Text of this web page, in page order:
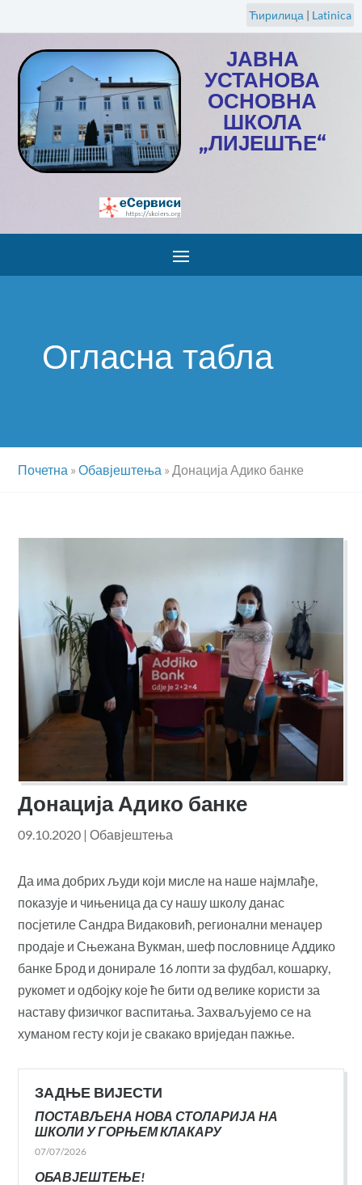
Ћирилица | Latinica
ЈАВНА
УСТАНОВА
ОСНОВНА
ШКОЛА
„ЛИЈЕШЋЕ“
Огласна табла
Почетна »Обавјештења »Донација Адико банке
Донација Адико банке
09.10.2020 |Обавјештења
Да има добрих људи који мисле на наше најмлађе,
показује и чињеница да су нашу школу данас
посјетиле Сандра Видаковић, регионални менаџер
продаје и Сњежана Вукман, шеф пословнице Аддико
банке Брод и донирале 16 лопти за фудбал, кошарку,
рукомет и одбојку које ће бити од велике користи за
наставу физичког васпитања. Захваљујемо се на
хуманом гесту који је свакако вриједан пажње.
ЗАДЊЕ ВИЈЕСТИ
ПОСТАВЉЕНА НОВА СТОЛАРИЈА НА
ШКОЛИ У ГОРЊЕМ КЛАКАРУ
07/07/2026
ОБАВЈЕШТЕЊЕ!